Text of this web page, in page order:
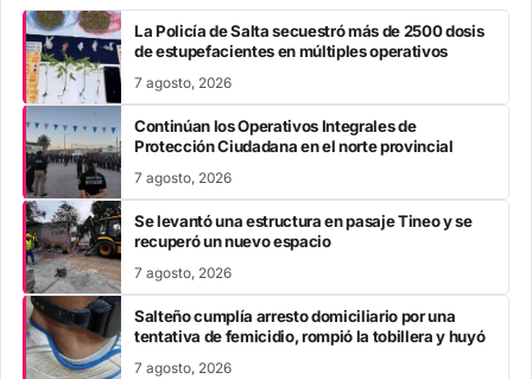
La Policía de Salta secuestró más de 2500 dosis
de estupefacientes en múltiples operativos
7 agosto, 2026
Continúan los Operativos Integrales de
Protección Ciudadana en el norte provincial
7 agosto, 2026
Se levantó una estructura en pasaje Tineo y se
recuperó un nuevo espacio
7 agosto, 2026
Salteño cumplía arresto domiciliario por una
tentativa de femicidio, rompió la tobillera y huyó
7 agosto, 2026